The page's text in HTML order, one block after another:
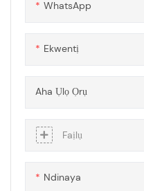
WhatsApp
Ekwentị
Aha Ụlọ Ọrụ
Faịlụ
Ndinaya